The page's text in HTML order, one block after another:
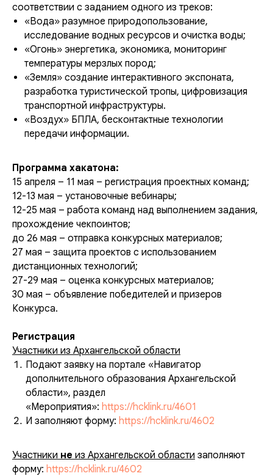
соответствии с заданием одного из треков:
«Вода» разумное природопользование,
исследование водных ресурсов и очистка воды;
«Огонь» энергетика, экономика, мониторинг
температуры мерзлых пород;
«Земля» создание интерактивного экспоната,
разработка туристической тропы, цифровизация
транспортной инфраструктуры.
«Воздух» БПЛА, бесконтактные технологии
передачи информации.
Программа хакатона:
15 апреля – 11 мая – регистрация проектных команд;
12-13 мая – установочные вебинары;
12-25 мая – работа команд над выполнением задания,
прохождение чекпоинтов;
до 26 мая – отправка конкурсных материалов;
27 мая – защита проектов с использованием
дистанционных технологий;
27-29 мая – оценка конкурсных материалов;
30 мая – объявление победителей и призеров
Конкурса.
Регистрация
Участники из Архангельской области
Подают заявку на портале «Навигатор
дополнительного образования Архангельской
области», раздел
«Мероприятия»: https://hcklink.ru/4601
И заполняют форму: https://hcklink.ru/4602
Участники не из Архангельской области заполняют
форму: https://hcklink.ru/4602